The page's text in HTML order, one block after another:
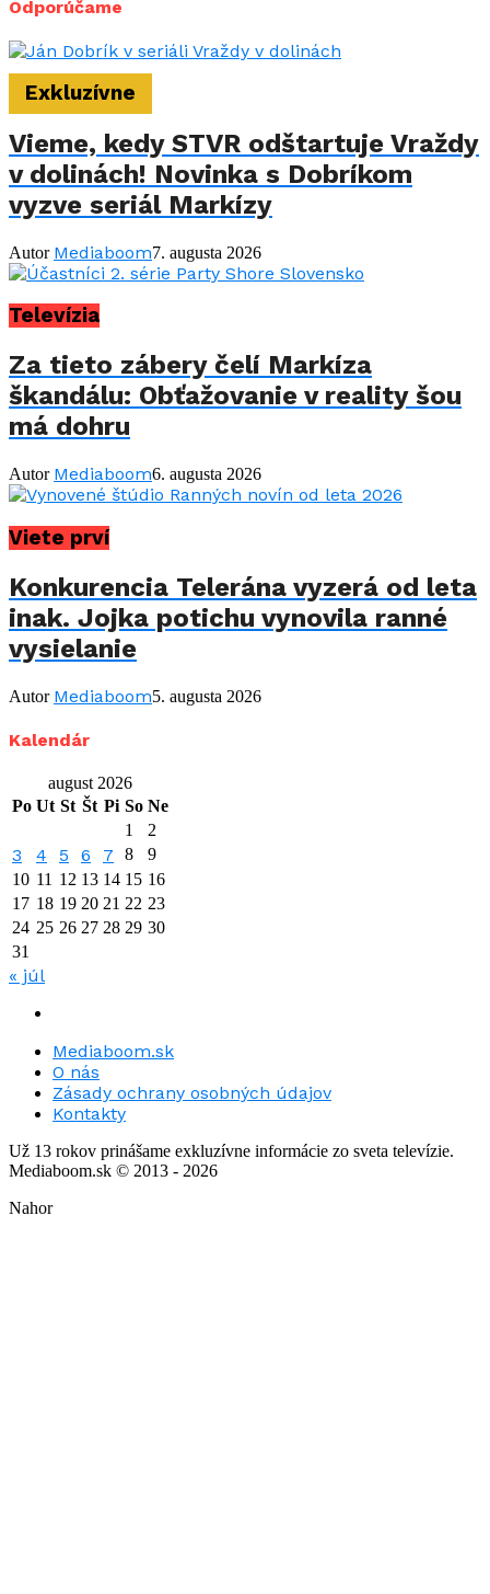
Odporúčame
Exkluzívne
Vieme, kedy STVR odštartuje Vraždy
v dolinách! Novinka s Dobríkom
vyzve seriál Markízy
Autor Mediaboom7. augusta 2026
Televízia
Za tieto zábery čelí Markíza
škandálu: Obťažovanie v reality šou
má dohru
Autor Mediaboom6. augusta 2026
Viete prví
Konkurencia Telerána vyzerá od leta
inak. Jojka potichu vynovila ranné
vysielanie
Autor Mediaboom5. augusta 2026
Kalendár
august 2026
Po Ut St Št Pi So Ne
1
2
3 4 5 6 7 8
9
10 11 12 13 14 15 16
17 18 19 20 21 22 23
24 25 26 27 28 29 30
31
« júl
Mediaboom.sk
O nás
Zásady ochrany osobných údajov
Kontakty
Už 13 rokov prinášame exkluzívne informácie zo sveta televízie.
Mediaboom.sk © 2013 - 2026
Nahor